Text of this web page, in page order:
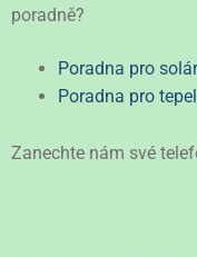
poradně?
Poradna pro
Poradna pro
Zanechte nám své